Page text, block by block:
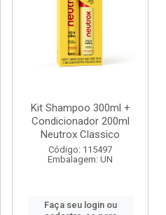
Kit Shampoo 300ml +
Condicionador 200ml
Neutrox Classico
Código: 115497
Embalagem: UN
Faça seu login ou